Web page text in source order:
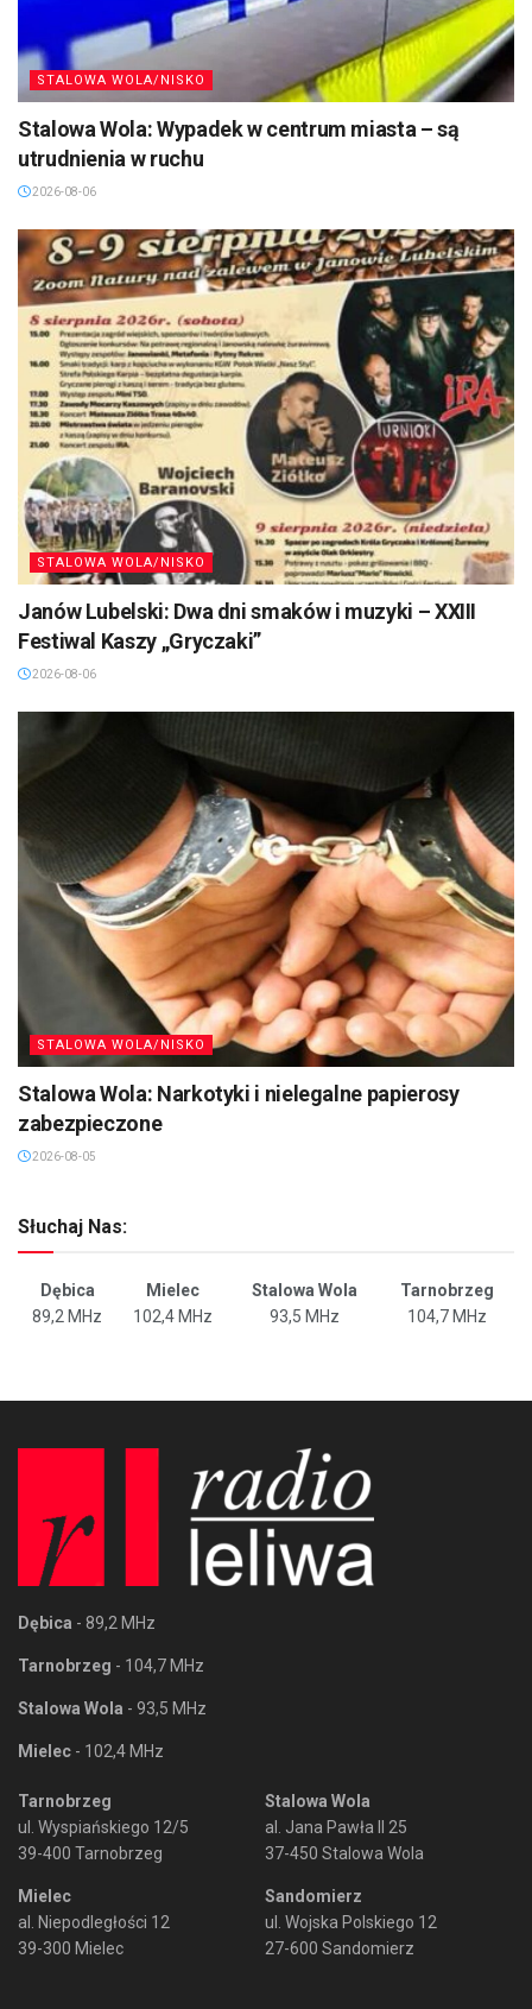
STALOWA WOLA/NISKO
Stalowa Wola: Wypadek w centrum miasta – są
utrudnienia w ruchu
2026-08-06
STALOWA WOLA/NISKO
Janów Lubelski: Dwa dni smaków i muzyki – XXIII
Festiwal Kaszy „Gryczaki”
2026-08-06
STALOWA WOLA/NISKO
Stalowa Wola: Narkotyki i nielegalne papierosy
zabezpieczone
2026-08-05
Słuchaj Nas:
Dębica Mielec Stalowa Wola
Tarnobrzeg
89,2 MHz
102,4 MHz 93,5 MHz 104,7 MHz
Dębica - 89,2 MHz
Tarnobrzeg - 104,7 MHz
Stalowa Wola - 93,5 MHz
Mielec - 102,4 MHz
Tarnobrzeg
ul. Wyspiańskiego 12/5
39-400 Tarnobrzeg
Mielec
al. Niepodległości 12
39-300 Mielec
Stalowa Wola
al. Jana Pawła II 25
37-450 Stalowa Wola
Sandomierz
ul. Wojska Polskiego 12
27-600 Sandomierz